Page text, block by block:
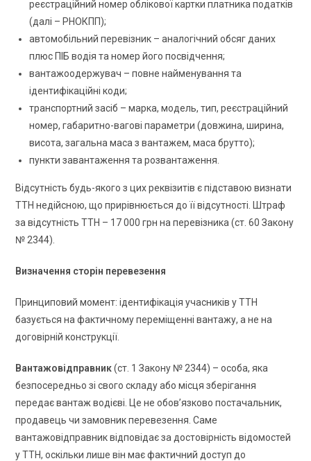
реєстраційний номер облікової картки платника податків
(далі – РНОКПП);
автомобільний перевізник – аналогічний обсяг даних
плюс ПІБ водія та номер його посвідчення;
вантажоодержувач – повне найменування та
ідентифікаційні коди;
транспортний засіб – марка, модель, тип, реєстраційний
номер, габаритно-вагові параметри (довжина, ширина,
висота, загальна маса з вантажем, маса брутто);
пункти завантаження та розвантаження.
Відсутність будь-якого з цих реквізитів є підставою визнати
ТТН недійсною, що прирівнюється до її відсутності. Штраф
за відсутність ТТН – 17 000 грн на перевізника (ст. 60 Закону
№ 2344).
Визначення сторін перевезення
Принциповий момент: ідентифікація учасників у ТТН
базується на фактичному переміщенні вантажу, а не на
договірній конструкції.
Вантажовідправник(ст. 1 Закону № 2344) – особа, яка
безпосередньо зі свого складу або місця зберігання
передає вантаж водієві. Це не обов’язково постачальник,
продавець чи замовник перевезення. Саме
вантажовідправник відповідає за достовірність відомостей
у ТТН, оскільки лише він має фактичний доступ до